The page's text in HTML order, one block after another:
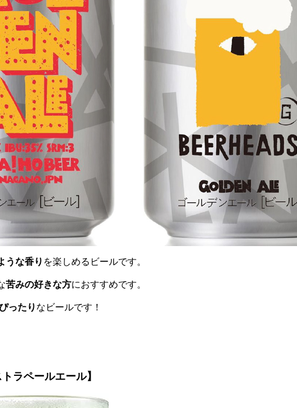
うな香り を楽しめるビールです。
苦みの好きな方におすすめです。
ったり なビールです！
ラペールエール】